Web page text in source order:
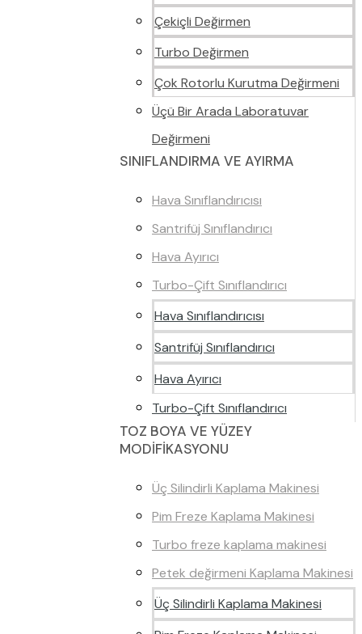
Çekiçli Değirmen
Turbo Değirmen
Çok Rotorlu Kurutma Değirmeni
Üçü Bir Arada Laboratuvar
Değirmeni
SINIFLANDIRMA VE AYIRMA
Hava Sınıflandırıcısı
Santrifüj Sınıflandırıcı
Hava Ayırıcı
Turbo-Çift Sınıflandırıcı
Hava Sınıflandırıcısı
Santrifüj Sınıflandırıcı
Hava Ayırıcı
Turbo-Çift Sınıflandırıcı
TOZ BOYA VE YÜZEY
MODİFİKASYONU
Üç Silindirli Kaplama Makinesi
Pim Freze Kaplama Makinesi
Turbo freze kaplama makinesi
Petek değirmeni Kaplama Makinesi
Üç Silindirli Kaplama Makinesi